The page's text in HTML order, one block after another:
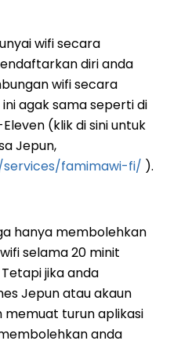
wifi secara
diri anda
wifi secara
agak sama seperti di
(klik di sini untuk
Jepun,
famimawi-fi/ ).
hanya membolehkan
selama 20 minit
jika anda
Jepun atau akaun
memuat turun aplikasi
anda